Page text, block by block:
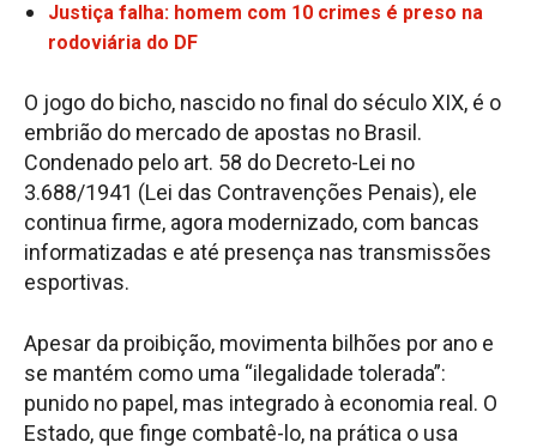
Justiça falha: homem com 10 crimes é preso na
rodoviária do DF
O jogo do bicho, nascido no final do século XIX, é o
embrião do mercado de apostas no Brasil.
Condenado pelo art. 58 do Decreto-Lei no
3.688/1941 (Lei das Contravenções Penais), ele
continua firme, agora modernizado, com bancas
informatizadas e até presença nas transmissões
esportivas.
Apesar da proibição, movimenta bilhões por ano e
se mantém como uma “ilegalidade tolerada”:
punido no papel, mas integrado à economia real. O
Estado, que finge combatê-lo, na prática o usa